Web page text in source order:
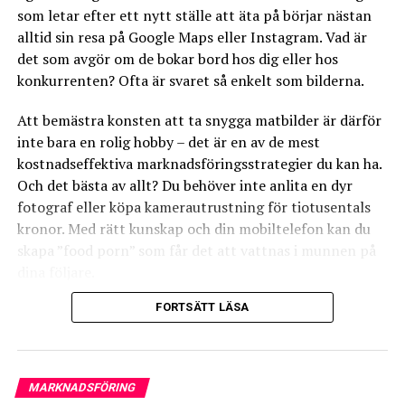
plattformar kan hjälpa till att göra din restaurang
synlig för potentiella kunder som kanske inte annars
skulle ha upptäckt den. Medan det finns en kostnad för
att delta, kan fördelarna överväga detta, särskilt om du
## 4. Sökoptimering (SEO)
Att förstå grunderna i sökmotoroptimering (SEO) kan
vara en mycket kostnadseffektiv metod för att öka din
synlighet online. SEO handlar om att optimera din
webbplats så att den rankas högre på sökmotorer som
Google. Detta kan innebära att inkludera relevanta
mobilvänlig och snabb, och skapa och underhålla en
blogg med relevant innehåll för din bransch kan också
matlagningstips eller andra matrelaterade ämnen kan
hjälpa till att dra mer trafik till din webbplats och öka
din synlighet online.
som letar efter ett nytt ställe att äta på börjar nästan
alltid sin resa på Google Maps eller Instagram. Vad är
det som avgör om de bokar bord hos dig eller hos
konkurrenten? Ofta är svaret så enkelt som bilderna.
Att bemästra konsten att ta snygga matbilder är därför
inte bara en rolig hobby – det är en av de mest
kostnadseffektiva marknadsföringsstrategier du kan ha.
Och det bästa av allt? Du behöver inte anlita en dyr
fotograf eller köpa kamerautrustning för tiotusentals
kronor. Med rätt kunskap och din mobiltelefon kan du
skapa ”food porn” som får det att vattnas i munnen på
Här går vi igenom allt du behöver veta för att lyfta din
1. Ljuset är nyckeln till framgång
FORTSÄTT LÄSA
MARKNADSFÖRING